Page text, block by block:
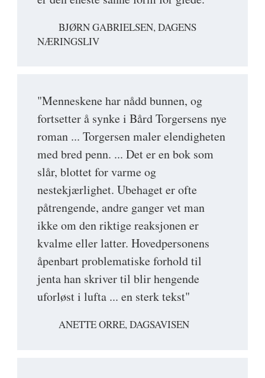
BJØRN GABRIELSEN, DAGENS
NÆRINGSLIV
"Menneskene har nådd bunnen, og
fortsetter å synke i Bård Torgersens nye
roman ... Torgersen maler elendigheten
med bred penn. ... Det er en bok som
slår, blottet for varme og
nestekjærlighet. Ubehaget er ofte
påtrengende, andre ganger vet man
ikke om den riktige reaksjonen er
kvalme eller latter. Hovedpersonens
åpenbart problematiske forhold til
jenta han skriver til blir hengende
uforløst i lufta ... en sterk tekst"
ANETTE ORRE, DAGSAVISEN